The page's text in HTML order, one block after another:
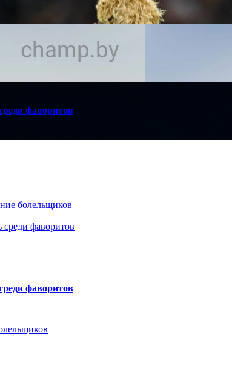
фаворитов
болельщиков
фаворитов
фаворитов